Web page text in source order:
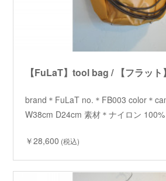
【FuLaT】tool bag / 【フラッ
brand＊FuLaT no.＊FB003 color＊
W38cm D24cm 素材＊ナイロン
￥28,600 (税込)